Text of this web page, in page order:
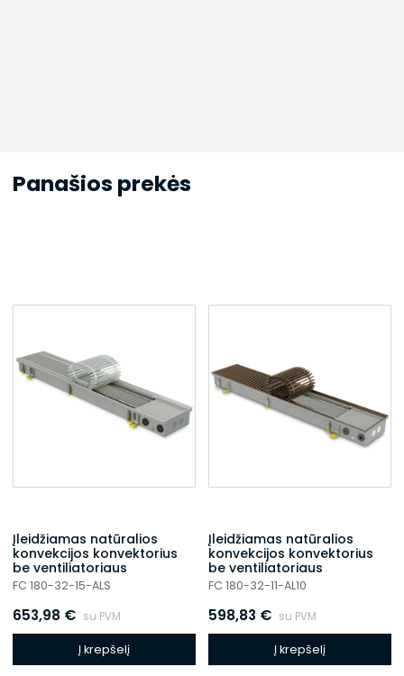
Panašios prekės
Įleidžiamas natūralios
konvekcijos konvektorius
be ventiliatoriaus
FC 180-32-15-ALS
653,98 € su PVM
Į krepšelį
Įleidžiamas natūralios
konvekcijos konvektorius
be ventiliatoriaus
FC 180-32-11-AL10
598,83 € su PVM
Į krepšelį